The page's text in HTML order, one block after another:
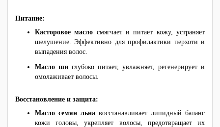
Питание:
Касторовое масло смягчает и питает кожу, устраняет
шелушение. Эффективно для профилактики перхоти и
выпадения волос.
Масло ши глубоко питает, увлажняет, регенерирует и
омолаживает волосы.
Восстановление и защита:
Масло семян льна восстанавливает липидный баланс
кожи головы, укрепляет волосы, предотвращает их